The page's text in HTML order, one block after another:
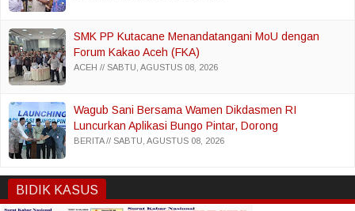
SMK PP Kutacane Menandatangani MoU dengan
Forum Kakao Aceh (FKA)
ACEH SABTU, AGUSTUS 08, 2026
Wagub Sani Bersama Wamen Dikdasmen RI
Luncurkan Aplikasi Bungo Pintar, Dorong
Transformasi Digital Pendidikan di Jambi
BERITA SABTU, AGUSTUS 08, 2026
BIDIK KASUS